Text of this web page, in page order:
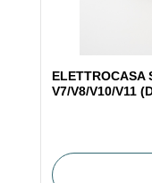
ELETTROCASA
V7/V8/V10/V11